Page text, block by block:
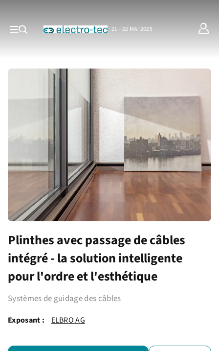
21 - 22 MAI 2025
Plinthes avec passage de câbles
intégré - la solution intelligente
pour l'ordre et l'esthétique
Systèmes de guidage des câbles
Exposant : ELBRO AG